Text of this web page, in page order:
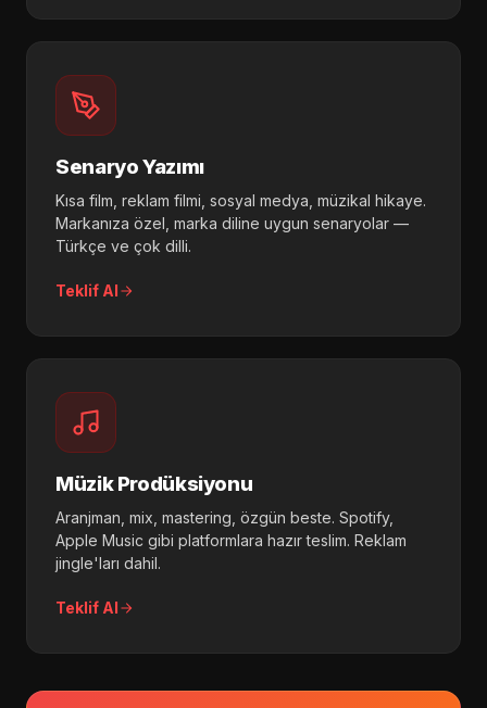
Senaryo Yazımı
Kısa film, reklam filmi, sosyal medya, müzikal hikaye.
Markanıza özel, marka diline uygun senaryolar —
Türkçe ve çok dilli.
Teklif Al
Müzik Prodüksiyonu
Aranjman, mix, mastering, özgün beste. Spotify,
Apple Music gibi platformlara hazır teslim. Reklam
jingle'ları dahil.
Teklif Al